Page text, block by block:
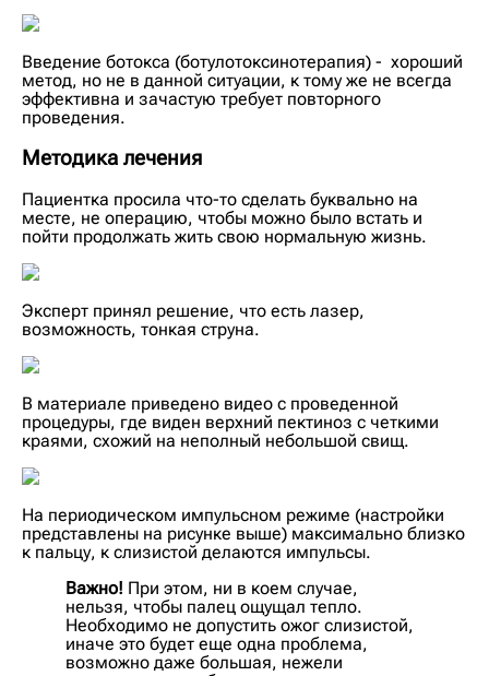
Введение ботокса (ботулотоксинотерапия) - хороший
метод, но не в данной ситуации, к тому же не всегда
эффективна и зачастую требует повторного
проведения.
Методика лечения
Пациентка просила что-то сделать буквально на
месте, не операцию, чтобы можно было встать и
пойти продолжать жить свою нормальную жизнь.
Эксперт принял решение, что есть лазер,
возможность, тонкая струна.
В материале приведено видео с проведенной
процедуры, где виден верхний пектиноз с четкими
краями, схожий на неполный небольшой свищ.
На периодическом импульсном режиме (настройки
представлены на рисунке выше) максимально близко
к пальцу, к слизистой делаются импульсы.
Важно! При этом, ни в коем случае,
нельзя, чтобы палец ощущал тепло.
Необходимо не допустить ожог слизистой,
иначе это будет еще одна проблема,
возможно даже большая, нежели